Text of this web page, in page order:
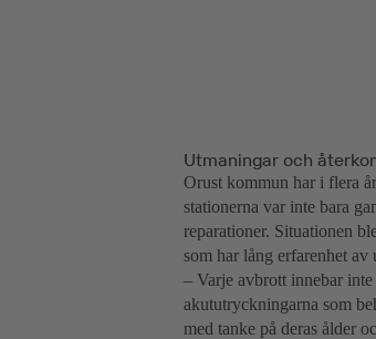
Utmaningar och
Orust kommun har i flera
stationerna var inte bara
reparationer. Situationen
som har lång erfarenhet
– Varje avbrott innebar
akututryckningarna som
med tanke på deras ålder